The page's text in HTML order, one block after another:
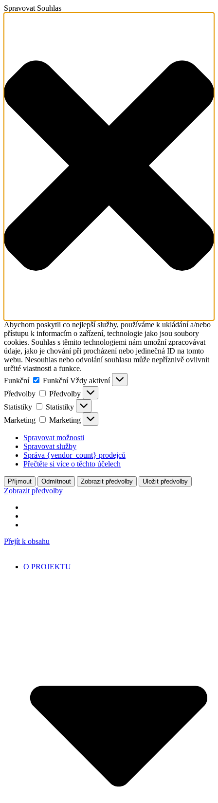
Spravovat Souhlas
Abychom poskytli co nejlepší služby, používáme k ukládání a/nebo
přístupu k informacím o zařízení, technologie jako jsou soubory
cookies. Souhlas s těmito technologiemi nám umožní zpracovávat
údaje, jako je chování při procházení nebo jedinečná ID na tomto
webu. Nesouhlas nebo odvolání souhlasu může nepříznivě ovlivnit
určité vlastnosti a funkce.
Funkční
Funkční Vždy aktivní
Předvolby
Předvolby
Statistiky
Statistiky
Marketing
Marketing
Spravovat možnosti
Spravovat služby
Správa {vendor_count} prodejců
Přečtěte si více o těchto účelech
Příjmout Odmítnout Zobrazit předvolby Uložit předvolby
Zobrazit předvolby
Přejít k obsahu
O PROJEKTU